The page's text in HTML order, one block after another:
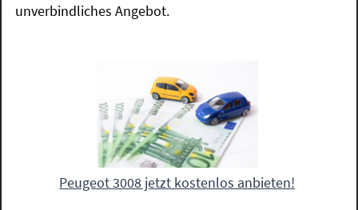
unverbindliches Angebot.
Peugeot 3008 jetzt kostenlos anbieten!